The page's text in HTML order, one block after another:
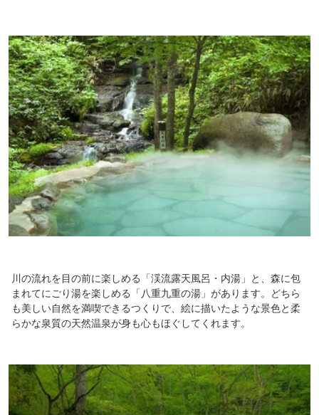
川の流れを目の前に楽しめる「渓流露天風呂・内湯」と、森に包
まれてにごり湯を楽しめる「八重九重の湯」があります。どちら
も美しい自然を満喫できるつくりで、絵に描いたような景色と柔
らかな泉質の天然温泉が身も心もほぐしてくれます。